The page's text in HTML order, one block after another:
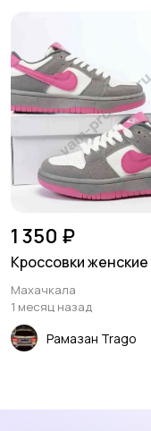
1 350 ₽
Кроссовки женские
Махачкала
1 месяц назад
Рамазан Trago